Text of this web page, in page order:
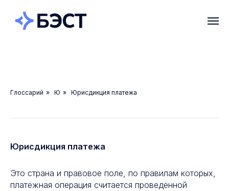
Глоссарий » Ю » Юрисдикция платежа
Юрисдикция платежа
Это страна и правовое поле, по правилам которых,
платёжная операция считается проведённой